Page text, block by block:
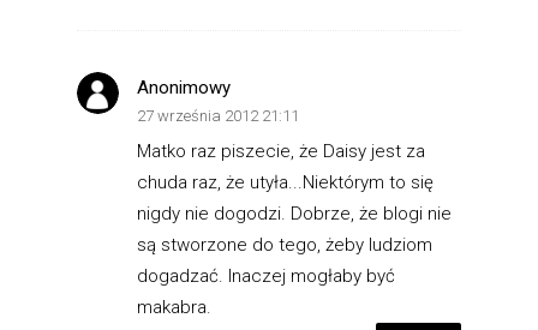
Anonimowy
27 września 2012 21:11
Matko raz piszecie, że Daisy jest za
chuda raz, że utyła...Niektórym to się
nigdy nie dogodzi. Dobrze, że blogi nie
są stworzone do tego, żeby ludziom
dogadzać. Inaczej mogłaby być
makabra.